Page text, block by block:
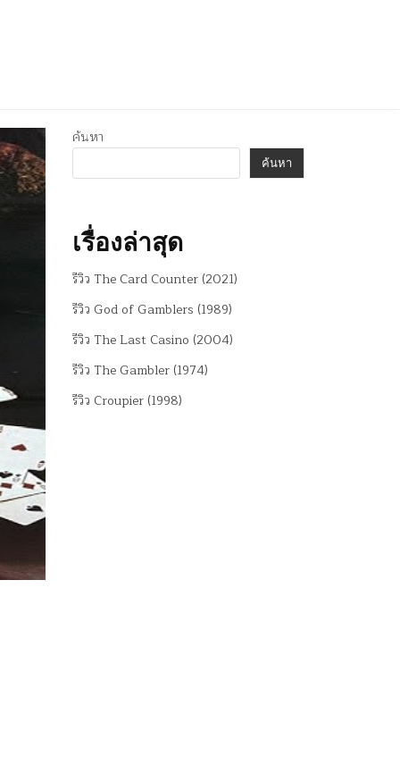
ค้นหา
ค้นหา
เรื่องล่าสุด
รีวิว The Card Counter (2021)
รีวิว God of Gamblers (1989)
รีวิว The Last Casino (2004)
รีวิว The Gambler (1974)
รีวิว Croupier (1998)